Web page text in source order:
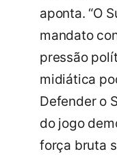
aponta. “O
mandato
pressão
midiática
Defender o
do jogo
força bruta